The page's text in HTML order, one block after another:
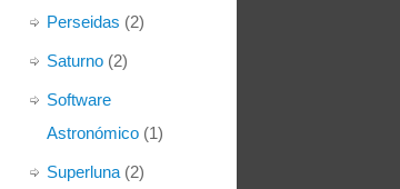
Perseidas (2)
Saturno (2)
Software
Astronómico (1)
Superluna (2)